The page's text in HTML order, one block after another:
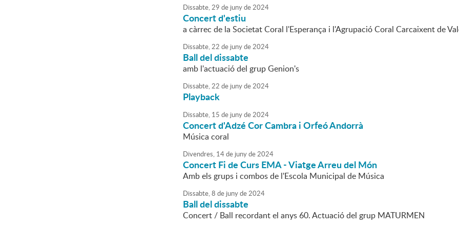
Dissabte,29 de junyde2024
Concert d'estiu
a càrrec de la Societat Coral l'Esperança i l'Agrupació Coral Carcaixent de
Dissabte,22 de junyde2024
Ball del dissabte
amb l'actuació del grup Genion's
Dissabte,22 de junyde2024
Playback
Dissabte, 15 de junyde2024
Concert d'Adzé Cor Cambra i Orfeó Andorrà
Música coral
Divendres, 14de junyde2024
Concert Fi de Curs EMA - Viatge Arreu del Món
Amb els grups i combos de l'Escola Municipal de Música
Dissabte,8 de junyde2024
Ball del dissabte
Concert / Ball recordant el anys 60. Actuació del grup MATURMEN